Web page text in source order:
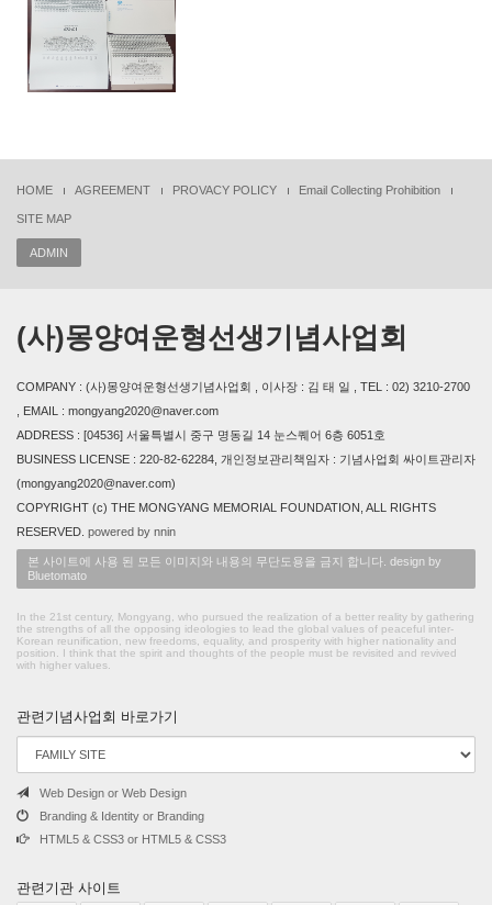
HOME AGREEMENT PROVACY POLICY Email Collecting Prohibition
SITE MAP
ADMIN
(사)몽양여운형선생기념사업회
COMPANY : (사)몽양여운형선생기념사업회 , 이사장 : 김 태 일 , TEL : 02) 3210-2700
, EMAIL : mongyang2020@naver.com
ADDRESS : [04536] 서울특별시 중구 명동길 14 눈스퀘어 6층 6051호
BUSINESS LICENSE : 220-82-62284, 개인정보관리책임자 : 기념사업회 싸이트관리자
(mongyang2020@naver.com)
COPYRIGHT (c) THE MONGYANG MEMORIAL FOUNDATION, ALL RIGHTS
RESERVED. powered by nnin
본 사이트에 사용 된 모든 이미지와 내용의 무단도용을 금지 합니다. design by
Bluetomato
In the 21st century, Mongyang, who pursued the realization of a better reality by gathering
the strengths of all the opposing ideologies to lead the global values of peaceful inter-
Korean reunification, new freedoms, equality, and prosperity with higher nationality and
position. I think that the spirit and thoughts of the people must be revisited and revived
with higher values.
관련기념사업회 바로가기
Web Design or Web Design
Branding & Identity or Branding
HTML5 & CSS3 or HTML5 & CSS3
관련기관 사이트